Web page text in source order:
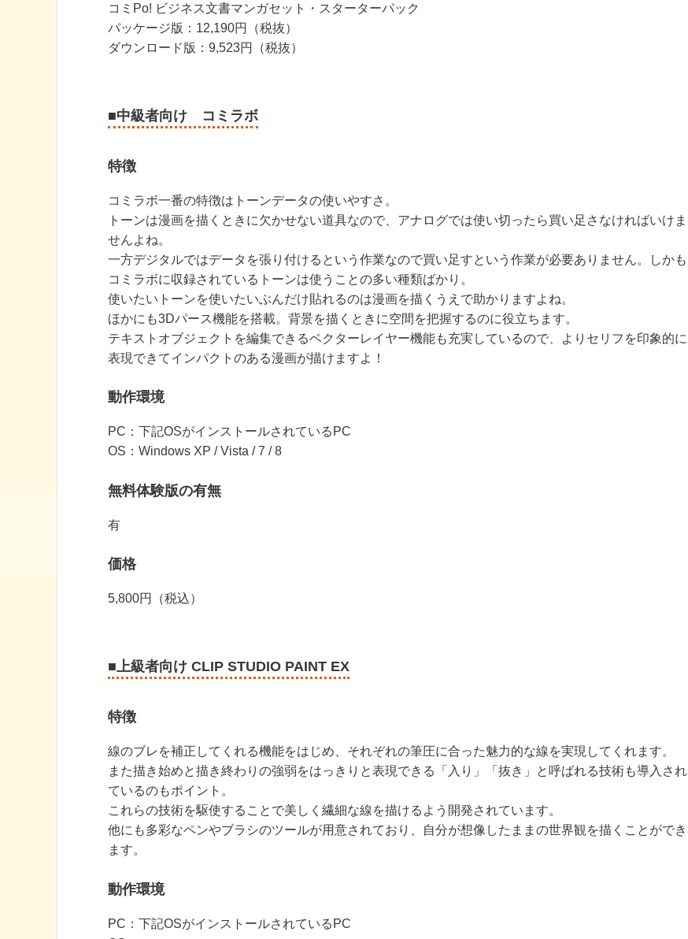
コミPo! ビジネス文書マンガセット・スターターパック
パッケージ版：12,190円（税抜）
ダウンロード版：9,523円（税抜）
■中級者向け コミラボ
特徴
コミラボ一番の特徴はトーンデータの使いやすさ。
トーンは漫画を描くときに欠かせない道具なので、アナログでは使い切ったら買い足さなければいけま
せんよね。
一方デジタルではデータを張り付けるという作業なので買い足すという作業が必要ありません。しかも
コミラボに収録されているトーンは使うことの多い種類ばかり。
使いたいトーンを使いたいぶんだけ貼れるのは漫画を描くうえで助かりますよね。
ほかにも3Dパース機能を搭載。背景を描くときに空間を把握するのに役立ちます。
テキストオブジェクトを編集できるベクターレイヤー機能も充実しているので、よりセリフを印象的に
表現できてインパクトのある漫画が描けますよ！
動作環境
PC：下記OSがインストールされているPC
OS：Windows XP / Vista / 7 / 8
無料体験版の有無
有
価格
5,800円（税込）
■上級者向け CLIP STUDIO PAINT EX
特徴
線のブレを補正してくれる機能をはじめ、それぞれの筆圧に合った魅力的な線を実現してくれます。
また描き始めと描き終わりの強弱をはっきりと表現できる「入り」「抜き」と呼ばれる技術も導入され
ているのもポイント。
これらの技術を駆使することで美しく繊細な線を描けるよう開発されています。
他にも多彩なペンやブラシのツールが用意されており、自分が想像したままの世界観を描くことができ
ます。
動作環境
PC：下記OSがインストールされているPC